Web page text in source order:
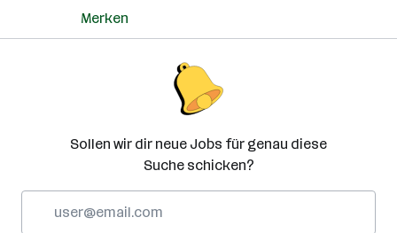
Merken
Sollen wir dir neue Jobs für genau diese
Suche schicken?